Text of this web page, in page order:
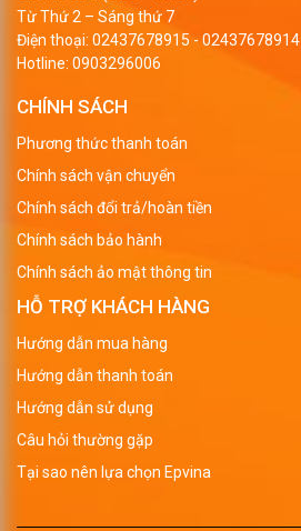
Từ Thứ 2 – Sáng thứ 7
Điện thoại: 02437678915 - 02437678914
Hotline: 0903296006
CHÍNH SÁCH
Phương thức thanh toán
Chính sách vận chuyển
Chính sách đổi trả/hoàn tiền
Chính sách bảo hành
Chính sách ảo mật thông tin
HỖ TRỢ KHÁCH HÀNG
Hướng dẫn mua hàng
Hướng dẫn thanh toán
Hướng dẫn sử dụng
Câu hỏi thường gặp
Tại sao nên lựa chọn Epvina